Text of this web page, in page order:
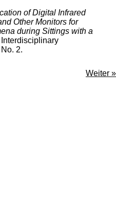
of Digital Infrared
Other Monitors for
during Sittings with a
2.
Weiter »